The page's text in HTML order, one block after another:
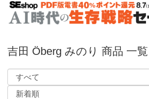
吉田 Öberg みのり 商品 一覧